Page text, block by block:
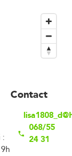
Contact
068/55
24 31